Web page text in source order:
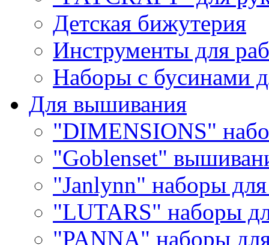
Детская бижутерия
Инструменты для
Наборы с бусинами
Для вышивания
"DIMENSIONS"
"Goblenset"
"Janlynn" наборы
"LUTARS" наборы
"PANNA" наборы